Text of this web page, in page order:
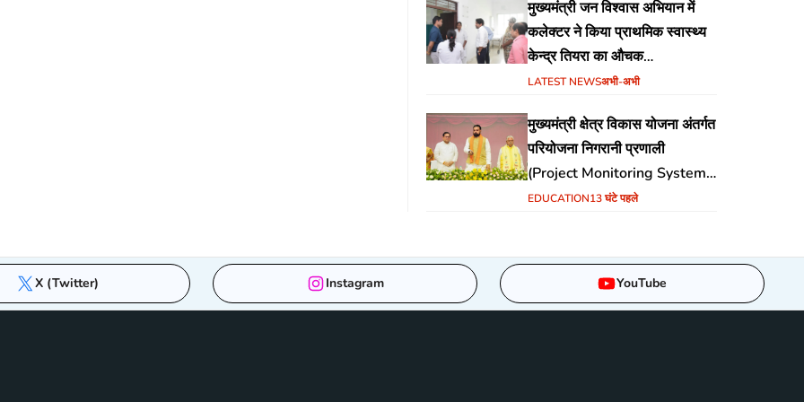
मुख्यमंत्री जन विश्वास अभियान में
कलेक्टर ने किया प्राथमिक स्वास्थ्य
केन्द्र तियरा का औचक
निरीक्षण,समयबद्ध एवं गुणवत्तापूर्ण
निर्देश
LATEST NEWSअभी-अभी
मुख्यमंत्री क्षेत्र विकास योजना अंतर्गत
परियोजना निगरानी प्रणाली
(Project Monitoring System)
वेब पोर्टल का शुभारंभ
EDUCATION13 घंटे पहले
X (Twitter) Instagram YouTube